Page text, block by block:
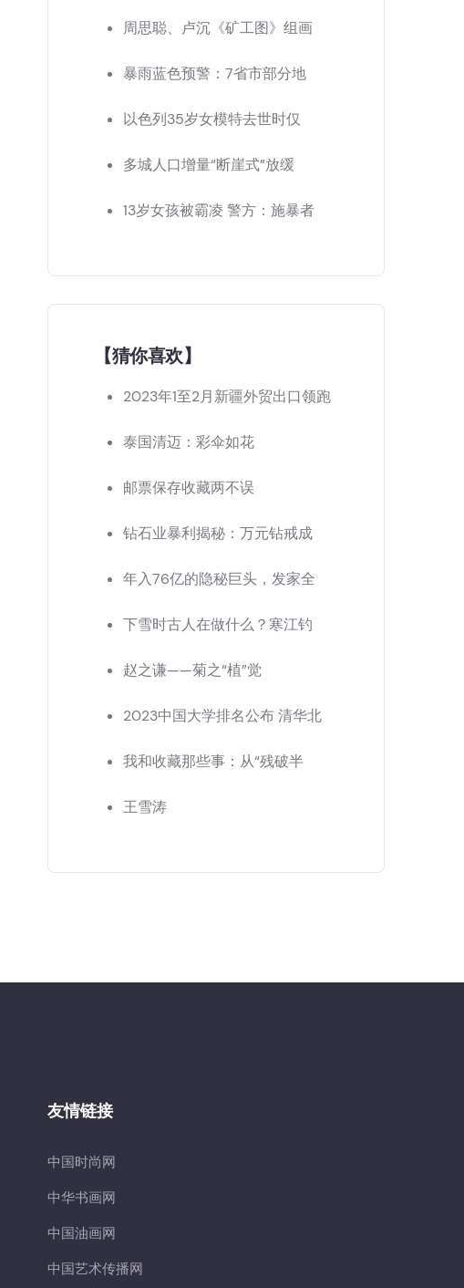
周思聪、卢沉《矿工图》组画
暴雨蓝色预警：7省市部分地
以色列35岁女模特去世时仅
多城人口增量“断崖式”放缓
13岁女孩被霸凌 警方：施暴者
【猜你喜欢】
2023年1至2月新疆外贸出口领跑
泰国清迈：彩伞如花
邮票保存收藏两不误
钻石业暴利揭秘：万元钻戒成
年入76亿的隐秘巨头，发家全
下雪时古人在做什么？寒江钓
赵之谦——菊之“植”觉
2023中国大学排名公布 清华北
我和收藏那些事：从“残破半
王雪涛
友情链接
中国时尚网
中华书画网
中国油画网
中国艺术传播网